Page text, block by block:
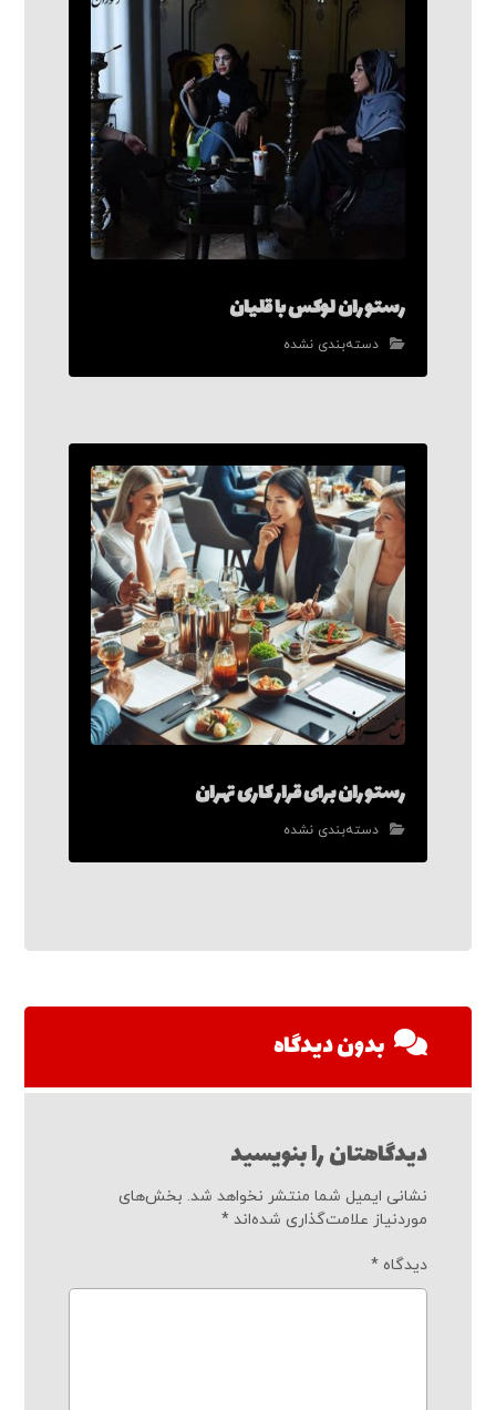
رستوران لوکس با قلیان
دسته‌بندی نشده
رستوران برای قرار کاری تهران
دسته‌بندی نشده
بدون دیدگاه
دیدگاهتان را بنویسید
نشانی ایمیل شما منتشر نخواهد شد. بخش‌های
موردنیاز علامت‌گذاری شده‌اند*
دیدگاه*